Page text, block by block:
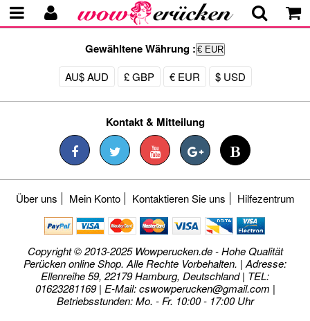
Gewähltene Währung : € EUR
AU$ AUD £ GBP € EUR $ USD
Kontakt & Mitteilung
Über uns Mein Konto Kontaktieren Sie uns Hilfezentrum
Copyright © 2013-2025 Wowperucken.de - Hohe Qualität
Perücken online Shop. Alle Rechte Vorbehalten. | Adresse:
Ellenreihe 59, 22179 Hamburg, Deutschland | TEL:
01623281169 | E-Mail:cswowperucken@gmail.com |
Betriebsstunden: Mo. - Fr. 10:00 - 17:00 Uhr